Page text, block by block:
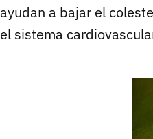
ayudan a bajar el
el sistema